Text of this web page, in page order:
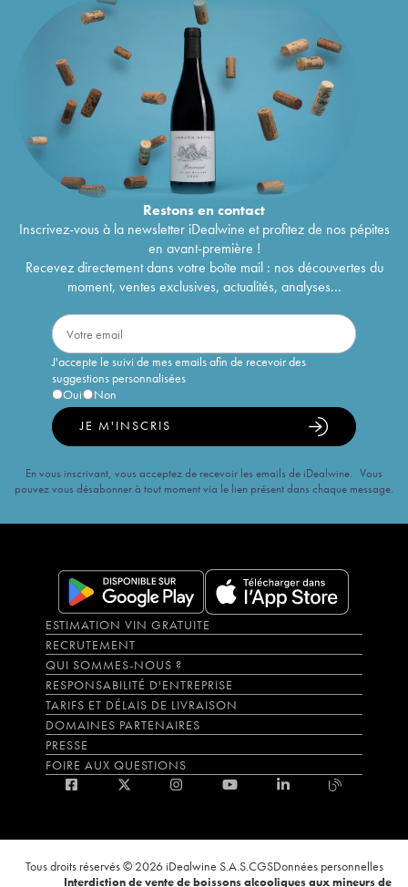
Restons encontact
Inscrivez-vous à la newsletter iDealwine et profitez de nos pépites
en avant-première !
Recevez directement dans votre boîte mail : nos découvertes du
moment, ventes exclusives, actualités, analyses...
J'accepte le suivi de mes emails afin de recevoir des
suggestions personnalisées
Oui
Non
JE M'INSCRIS
En vous inscrivant, vous acceptez de recevoir les emails de iDealwine. Vous
pouvez vous désabonner à tout moment via le lien présent dans chaque message.
ESTIMATION VIN GRATUITE
RECRUTEMENT
QUI SOMMES-NOUS ?
RESPONSABILITÉ D'ENTREPRISE
TARIFS ET DÉLAIS DE LIVRAISON
DOMAINES PARTENAIRES
PRESSE
FOIRE AUX QUESTIONS
Tous droits réservés © 2026 iDealwine S.A.S.CGSDonnées personnelles
Interdiction de vente de boissons alcooliques aux mineurs de